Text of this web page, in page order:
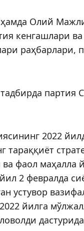
Олий
кенгашлари
раҳбарлари,
2022
фаол маҳалла
2 февралда
устувор
йилга